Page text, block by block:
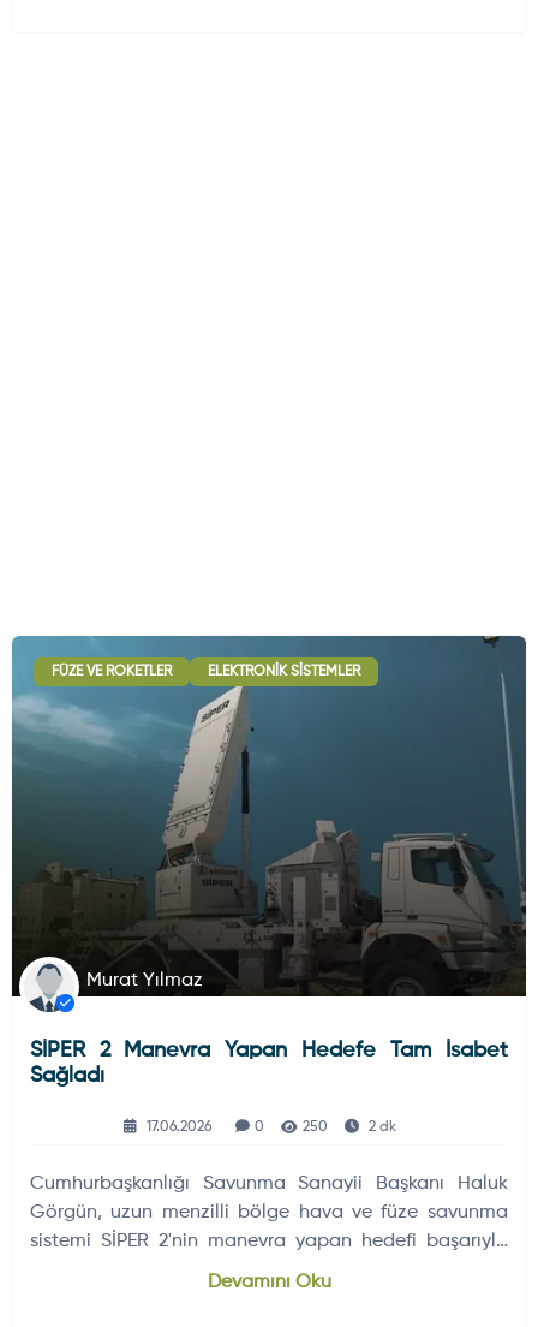
FÜZE VE ROKETLER ELEKTRONIK SISTEMLER
Murat Yılmaz
SİPER 2 Manevra Yapan Hedefe Tam İsabet
Sağladı
17.06.2026 0 250 2 dk
Cumhurbaşkanlığı Savunma Sanayii Başkanı Haluk
Görgün, uzun menzilli bölge hava ve füze savunma
sistemi SİPER 2'nin manevra yapan hedefi başarıyla
Devamını Oku